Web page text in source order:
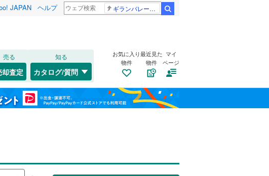
JAPAN ヘルプ ギランバレー症候群
売る
却査定
知る
カタログ/質問
お気に入り
物件
最近見た
物件
マイ
ページ
福島 兵庫区(10)
垂水区(104)
山陽本線（JR西日本）(
)
姫新線(164
東西線(39)
(8) (44) (3) (6)
）
9） 太陽光発電システム（13）
きます。
る
る